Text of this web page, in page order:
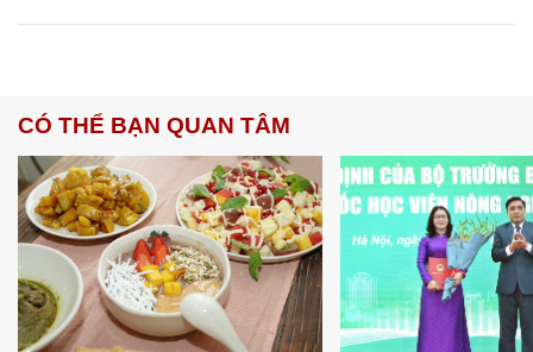
CÓ THỂ BẠN QUAN TÂM